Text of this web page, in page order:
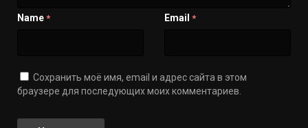
Name * Email *
Сохранить моё имя, email и адрес сайта в этом
браузере для последующих моих комментариев.